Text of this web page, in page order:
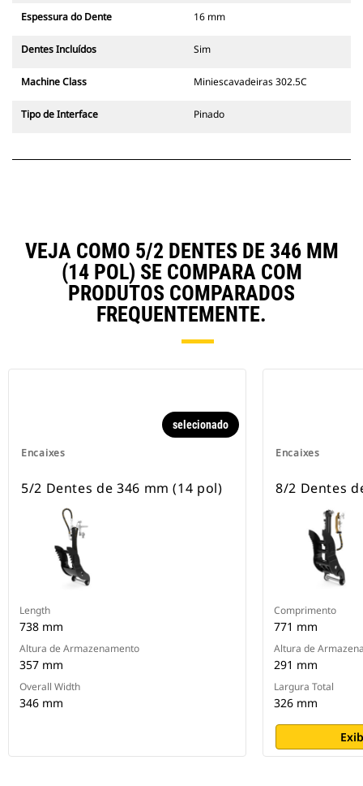
Espessura do Dente 16 mm
Dentes Incluídos Sim
Machine Class Miniescavadeiras 302.5C
Tipo de Interface Pinado
VEJA COMO 5/2 DENTES DE 346 MM
(14 POL) SE COMPARA COM
PRODUTOS COMPARADOS
FREQUENTEMENTE.
Encaixes
selecionado
5/2 Dentes de 346 mm (14 pol)
Length
738 mm
Altura de Armazenamento
357 mm
Overall Width
346 mm
Encaixes
8/2 Dentes
Comprimento
771 mm
Altura de
291 mm
Largura Total
326 mm